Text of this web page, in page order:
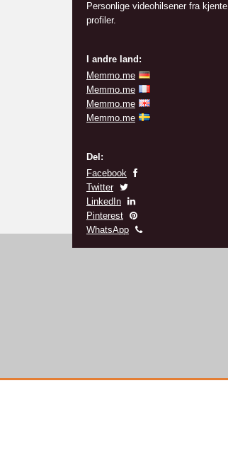
Personlige videohilsener fra kjente
profiler.
I andre land:
Memmo.me
Memmo.me
Memmo.me
Memmo.me
Del:
Facebook
Twitter
LinkedIn
Pinterest
WhatsApp